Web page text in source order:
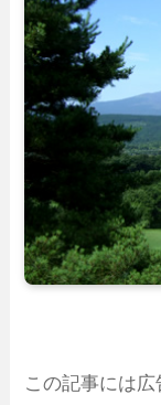
この記事には